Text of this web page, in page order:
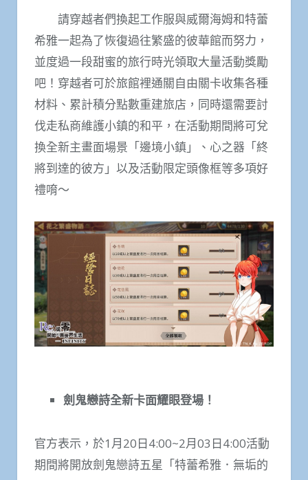
請穿越者們換起工作服與威爾海姆和特蕾
希雅一起為了恢復過往繁盛的彼華館而努力，
並度過一段甜蜜的旅行時光領取大量活動獎勵
吧！穿越者可於旅館裡通關自由關卡收集各種
材料、累計積分點數重建旅店，同時還需要討
伐走私商維護小鎮的和平，在活動期間將可兌
換全新主畫面場景「邊境小鎮」、心之器「終
將到達的彼方」以及活動限定頭像框等多項好
禮唷～
劍鬼戀詩全新卡面耀眼登場！
官方表示，於1月20日4:00~2月03日4:00活動
期間將開放劍鬼戀詩五星「特蕾希雅．無垢的